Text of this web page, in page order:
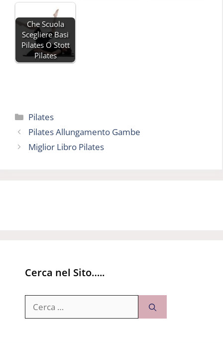
Che Scuola
Scegliere Basi
Pilates O Stott
Pilates
Categorie
Pilates
Pilates Allungamento Gambe
Miglior Libro Pilates
Cerca nel Sito…..
per: